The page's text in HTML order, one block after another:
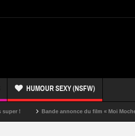
HUMOUR SEXY (NSFW)
Bande annonce du film « Moi Moche et